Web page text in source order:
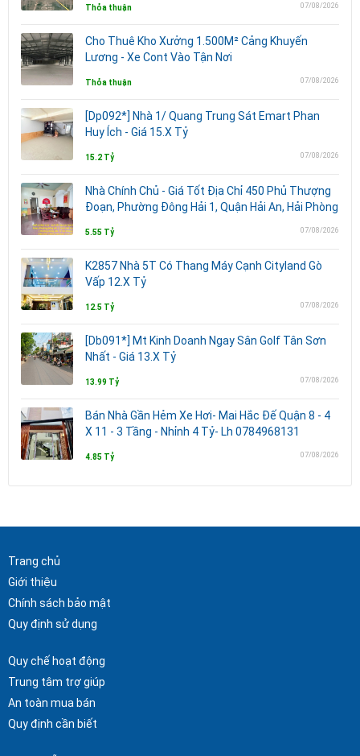
Thỏa thuận 07/08/2026
Cho Thuê Kho Xưởng 1.500M² Cảng Khuyến
Lương - Xe Cont Vào Tận Nơi
Thỏa thuận 07/08/2026
[Dp092*] Nhà 1/ Quang Trung Sát Emart Phan
Huy Ích - Giá 15.X Tỷ
15.2 Tỷ 07/08/2026
Nhà Chính Chủ - Giá Tốt Địa Chỉ 450 Phủ Thượng
Đoạn, Phường Đông Hải 1, Quận Hải An, Hải Phòng
5.55 Tỷ 07/08/2026
K2857 Nhà 5T Có Thang Máy Cạnh Cityland Gò
Vấp 12.X Tỷ
12.5 Tỷ 07/08/2026
[Db091*] Mt Kinh Doanh Ngay Sân Golf Tân Sơn
Nhất - Giá 13.X Tỷ
13.99 Tỷ 07/08/2026
Bán Nhà Gần Hẻm Xe Hơi- Mai Hắc Đế Quận 8 - 4
X 11 - 3 Tầng - Nhỉnh 4 Tỷ- Lh 0784968131
4.85 Tỷ 07/08/2026
Trang chủ
Giới thiệu
Chính sách bảo mật
Quy định sử dụng
Quy chế hoạt động
Trung tâm trợ giúp
An toàn mua bán
Quy định cần biết